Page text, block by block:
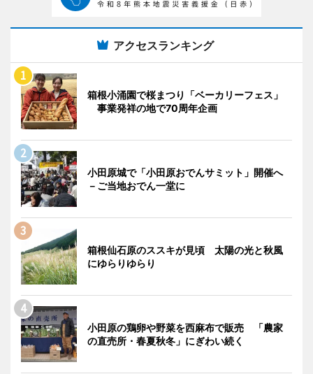
アクセスランキング
箱根小涌園で桜まつり「ベーカリーフェス」
事業発祥の地で70周年企画
小田原城で「小田原おでんサミット」開催へ
－ご当地おでん一堂に
箱根仙石原のススキが見頃 太陽の光と秋風
にゆらりゆらり
小田原の鶏卵や野菜を西麻布で販売 「農家
の直売所・春夏秋冬」にぎわい続く